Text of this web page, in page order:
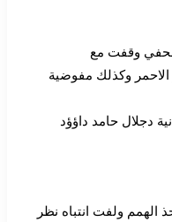
وقفت مع
وكذلك مفوضية
دجلال حامد داؤؤد
ولفت انتباه نظر